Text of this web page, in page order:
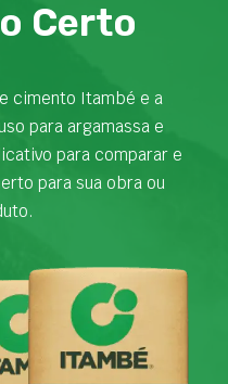
Certo
cimento Itambé e a
para argamassa e
para comparar e
para sua obra ou